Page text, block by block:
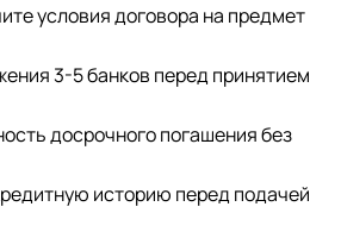
условия договора на предмет
3-5 банков перед принятием
досрочного погашения без
историю перед подачей